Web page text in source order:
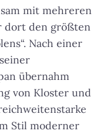
mit mehreren
dort den größten
Nach einer
übernahm
von Kloster und
Stil moderner